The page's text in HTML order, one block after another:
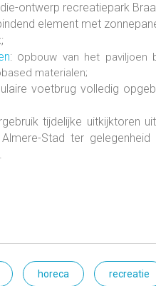
ontwerp recreatiepark
element met
: opbouw van het paviljoen
materialen;
voetbrug volledig
tijdelijke uitkijktoren
Stad ter
horeca recreatie